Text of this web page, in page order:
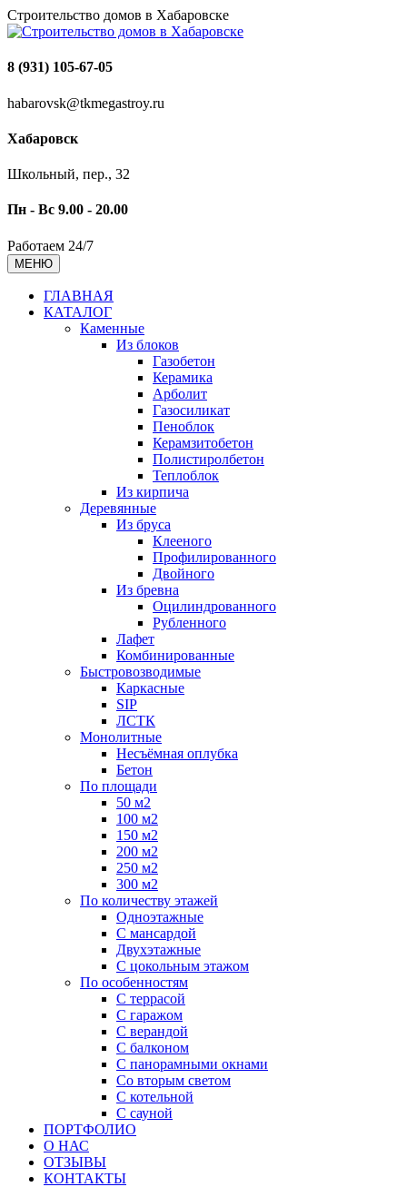
Строительство домов в Хабаровске
8 (931) 105-67-05
habarovsk@tkmegastroy.ru
Хабаровск
Школьный, пер., 32
Пн - Вс 9.00 - 20.00
Работаем 24/7
МЕНЮ
ГЛАВНАЯ
КАТАЛОГ
Каменные
Из блоков
Газобетон
Керамика
Арболит
Газосиликат
Пеноблок
Керамзитобетон
Полистиролбетон
Теплоблок
Из кирпича
Деревянные
Из бруса
Клееного
Профилированного
Двойного
Из бревна
Оцилиндрованного
Рубленного
Лафет
Комбинированные
Быстровозводимые
Каркасные
SIP
ЛСТК
Монолитные
Несъёмная оплубка
Бетон
По площади
50 м2
100 м2
150 м2
200 м2
250 м2
300 м2
По количеству этажей
Одноэтажные
С мансардой
Двухэтажные
С цокольным этажом
По особенностям
С террасой
С гаражом
С верандой
С балконом
С панорамными окнами
Со вторым светом
С котельной
С сауной
ПОРТФОЛИО
О НАС
ОТЗЫВЫ
КОНТАКТЫ